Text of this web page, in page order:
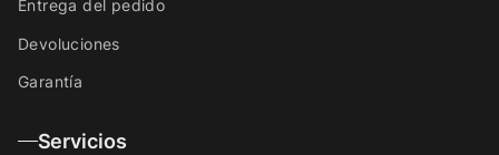
Entrega del pedido
Devoluciones
Garantía
Servicios